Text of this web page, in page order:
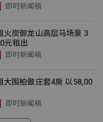
即时新闻稿
火炭御龙山高层马场景 3
元租出
即时新闻稿
大围柏傲庄套4房 以58,00
即时新闻稿